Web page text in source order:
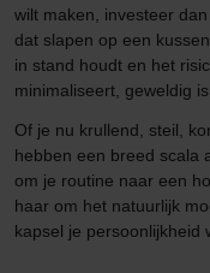
wilt maken, investeer
dat slapen op een
in stand houdt en het
minimaliseert, geweldig
Of je nu krullend, steil,
hebben een breed scala
om je routine naar een
haar om het natuurlijk
kapsel je persoonlijkheid